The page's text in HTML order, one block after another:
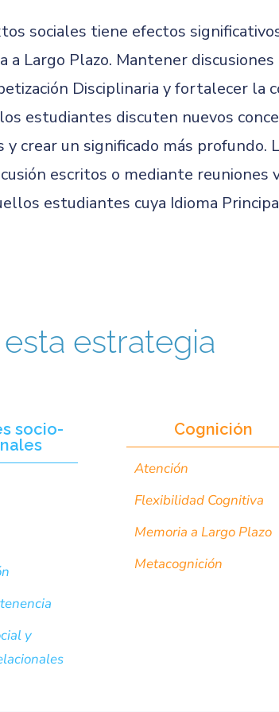
sociales tiene efectos
Largo Plazo. Mantener
Disciplinaria y fortalecer la
estudiantes discuten nuevos
crear un significado más profundo.
escritos o mediante reuniones
estudiantes cuya Idioma
esta estrategia
socio-
y
Cognición
Atención
Flexibilidad Cognitiva
Memoria a Largo Plazo
Metacognición